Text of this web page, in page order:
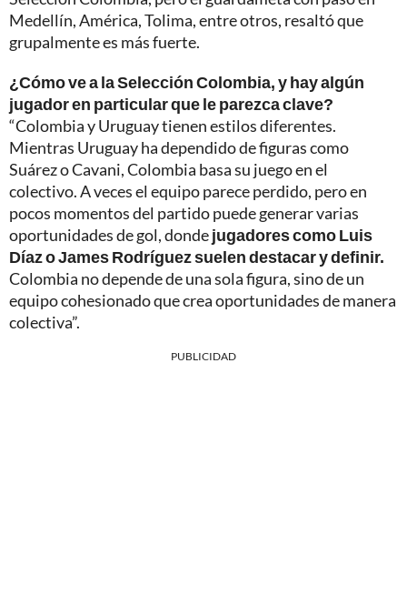
Medellín, América, Tolima, entre otros, resaltó que
grupalmente es más fuerte.
¿Cómo ve a la Selección Colombia, y hay algún
jugador en particular que le parezca clave?
“Colombia y Uruguay tienen estilos diferentes.
Mientras Uruguay ha dependido de figuras como
Suárez o Cavani, Colombia basa su juego en el
colectivo. A veces el equipo parece perdido, pero en
pocos momentos del partido puede generar varias
oportunidades de gol, dondejugadores como Luis
Díaz o James Rodríguez suelen destacar y definir.
Colombia no depende de una sola figura, sino de un
equipo cohesionado que crea oportunidades de manera
colectiva”.
PUBLICIDAD